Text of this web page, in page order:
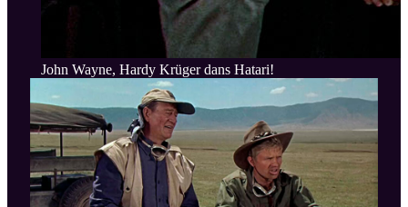
John Wayne, Hardy Krüger dans Hatari!